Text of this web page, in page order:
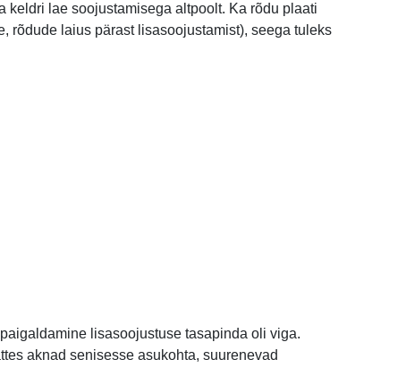
lae soojustamisega altpoolt. Ka rõdu plaati
rõdude laius pärast lisasoojustamist), seega tuleks
lisasoojustuse tasapinda oli viga.
aknad senisesse asukohta, suurenevad